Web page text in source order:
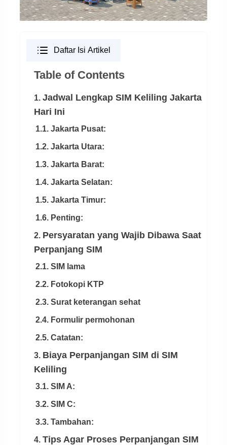
Daftar Isi Artikel
Table of Contents
1. Jadwal Lengkap SIM Keliling Jakarta
Hari Ini
1.1. Jakarta Pusat:
1.2. Jakarta Utara:
1.3. Jakarta Barat:
1.4. Jakarta Selatan:
1.5. Jakarta Timur:
1.6. Penting:
2. Persyaratan yang Wajib Dibawa Saat
Perpanjang SIM
2.1. SIM lama
2.2. Fotokopi KTP
2.3. Surat keterangan sehat
2.4. Formulir permohonan
2.5. Catatan:
3. Biaya Perpanjangan SIM di SIM
Keliling
3.1. SIM A:
3.2. SIM C:
3.3. Tambahan:
4. Tips Agar Proses Perpanjangan SIM